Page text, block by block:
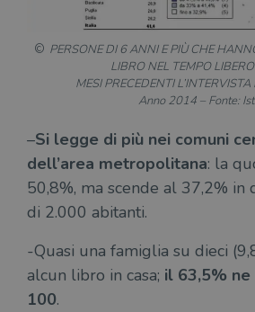
PERSONE DI 6 ANNI E PIÙ CHE
LIBRO NEL TEMPO
MESI PRECEDENTI L’INTERVISTA
Anno 2014 – Fonte:
–Si legge di più nei comuni
dell’area metropolitana: la
50,8%, ma scende al 37,2% in
di 2.000 abitanti.
-Quasi una famiglia su dieci
alcun libro in casa; il 63,5% ne
100.